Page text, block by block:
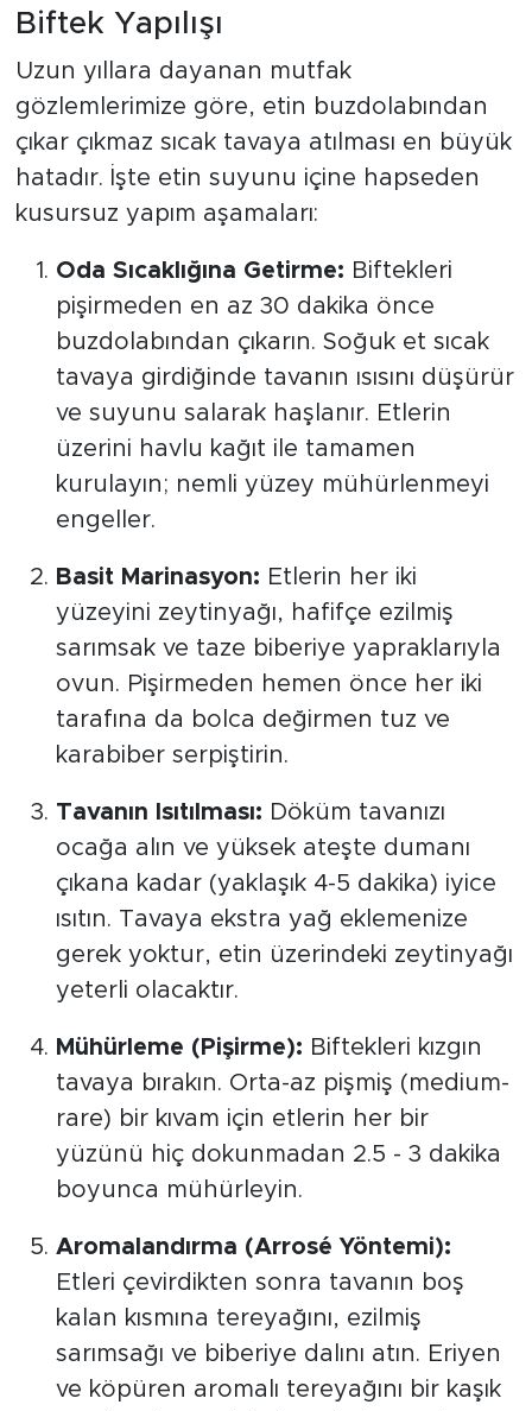
Biftek Yapılışı
Uzun yıllara dayanan mutfak
gözlemlerimize göre, etin buzdolabından
çıkar çıkmaz sıcak tavaya atılması en büyük
hatadır. İşte etin suyunu içine hapseden
kusursuz yapım aşamaları:
Oda Sıcaklığına Getirme: Biftekleri
pişirmeden en az 30 dakika önce
buzdolabından çıkarın. Soğuk et sıcak
tavaya girdiğinde tavanın ısısını düşürür
ve suyunu salarak haşlanır. Etlerin
üzerini havlu kağıt ile tamamen
kurulayın; nemli yüzey mühürlenmeyi
engeller.
Basit Marinasyon: Etlerin her iki
yüzeyini zeytinyağı, hafifçe ezilmiş
sarımsak ve taze biberiye yapraklarıyla
ovun. Pişirmeden hemen önce her iki
tarafına da bolca değirmen tuz ve
karabiber serpiştirin.
Tavanın Isıtılması: Döküm tavanızı
ocağa alın ve yüksek ateşte dumanı
çıkana kadar (yaklaşık 4-5 dakika) iyice
ısıtın. Tavaya ekstra yağ eklemenize
gerek yoktur, etin üzerindeki zeytinyağı
yeterli olacaktır.
Mühürleme (Pişirme): Biftekleri kızgın
tavaya bırakın. Orta-az pişmiş (medium-
rare) bir kıvam için etlerin her bir
yüzünü hiç dokunmadan 2.5 - 3 dakika
boyunca mühürleyin.
Aromalandırma (Arrosé Yöntemi):
Etleri çevirdikten sonra tavanın boş
kalan kısmına tereyağını, ezilmiş
sarımsağı ve biberiye dalını atın. Eriyen
ve köpüren aromalı tereyağını bir kaşık